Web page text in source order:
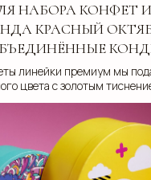
НАБОРА КОНФЕТ
КРАСНЫЙ
линейки премиум мы
цвета с золотым